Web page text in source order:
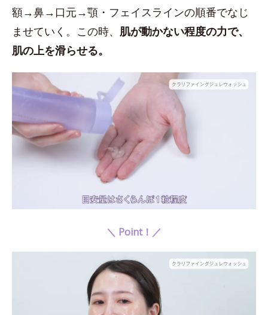
額→鼻→口元→顎・フェイスラインの順番でなじ
ませていく。この時、 肌が動かない程度の力で、
肌の上を滑らせる。
＼ Point！／